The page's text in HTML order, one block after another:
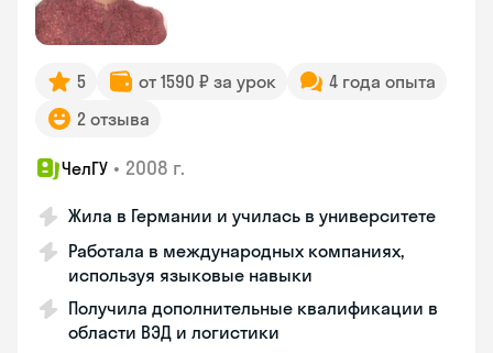
5 от 1590 ₽ за урок
4 года опыта
2 отзыва
ЧелГУ • 2008 г.
Жила в Германии и училась в университете
Работала в международных компаниях,
используя языковые навыки
Получила дополнительные квалификации в
области ВЭД и логистики